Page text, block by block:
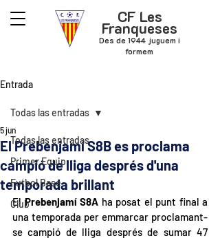
CF Les
Franqueses
Des de 1944 juguem i
formem
Entrada
Todas las entradas
Primer Equip
Futbol Base
Club
Todas las entradas
El Prebenjamí S8B es proclama
campió de lliga després d'una
temporada brillant
5 jun
El Prebenjamí S8A ha posat el punt final a
una temporada per emmarcar proclamant-
se campió de lliga després de sumar 47